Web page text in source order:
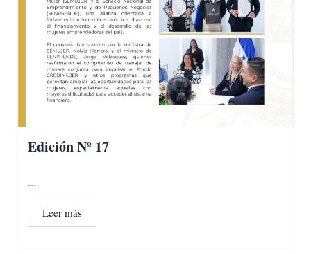
Edición Nº 17
...
Leer más